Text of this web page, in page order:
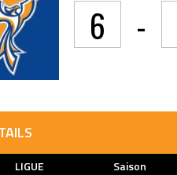
6 -
LIGUE Saison